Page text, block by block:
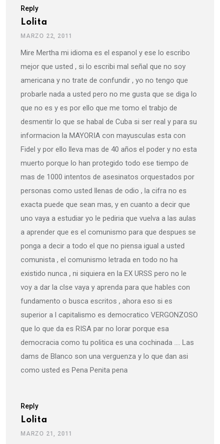
Reply
Lolita
MARZO 22, 2011
Mire Mertha mi idioma es el espanol y ese lo escribo
mejor que usted , si lo escribi mal señal que no soy
americana y no trate de confundir , yo no tengo que
probarle nada a usted pero no me gusta que se diga lo
que no es y es por ello que me tomo el trabjo de
desmentir lo que se habal de Cuba si ser real y para su
informacion la MAYORIA con mayusculas esta con
Fidel y por ello lleva mas de 40 años el poder y no esta
muerto porque lo han protegido todo ese tiempo de
mas de 1000 intentos de asesinatos orquestados por
personas como usted llenas de odio , la cifra no es
exacta puede que sean mas, y en cuanto a decir que
uno vaya a estudiar yo le pediria que vuelva a las aulas
a aprender que es el comunismo para que despues se
ponga a decir a todo el que no piensa igual a usted
comunista , el comunismo letrada en todo no ha
existido nunca , ni siquiera en la EX URSS pero no le
voy a dar la clse vaya y aprenda para que hables con
fundamento o busca escritos , ahora eso si es
superior a l capitalismo es democratico VERGONZOSO
que lo que da es RISA par no lorar porque esa
democracia como tu politica es una cochinada …. Las
dams de Blanco son una verguenza y lo que dan asi
como usted es Pena Penita pena
Reply
Lolita
MARZO 21, 2011